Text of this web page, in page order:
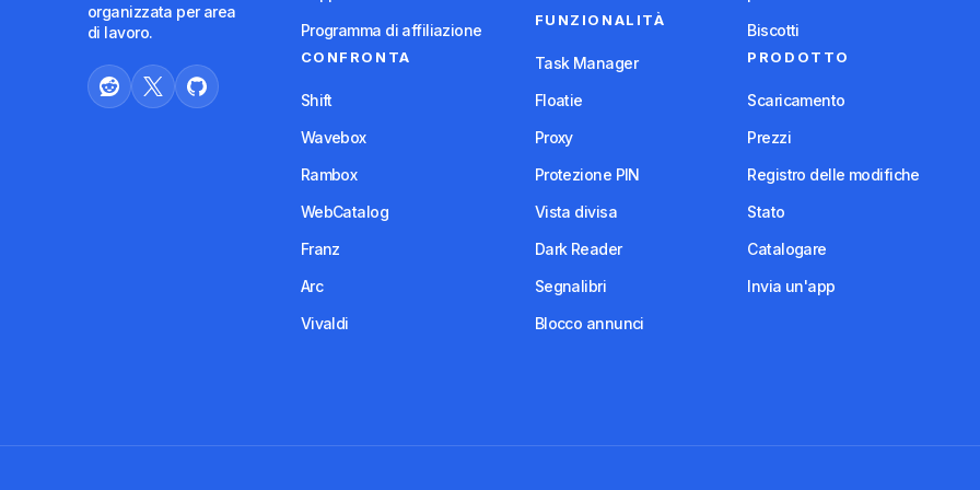
organizzata per area
di lavoro.
Programma di affiliazione
CONFRONTA
Shift
Wavebox
Rambox
WebCatalog
Franz
Arc
Vivaldi
FUNZIONALITÀ
Task Manager
Floatie
Proxy
Protezione PIN
Vista divisa
Dark Reader
Segnalibri
Blocco annunci
Biscotti
PRODOTTO
Scaricamento
Prezzi
Registro delle modifiche
Stato
Catalogare
Invia un'app